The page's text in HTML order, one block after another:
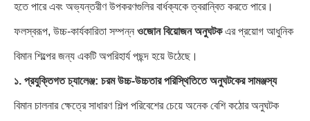
হতে পারে এবং অভ্যন্তরীণ উপকরণগুলির বার্ধক্যকে ত্বরান্বিত করতে পারে।
ফলস্বরূপ, উচ্চ-কার্যকারিতা সম্পন্ন ওজোন বিয়োজন অনুঘটকএর প্রয়োগ আধুনিক
বিমান শিল্পের জন্য একটি অপরিহার্য পছন্দ হয়ে উঠেছে।
১. প্রযুক্তিগত চ্যালেঞ্জ: চরম উচ্চ-উচ্চতার পরিস্থিতিতে অনুঘটকের সামঞ্জস্য
বিমান চালনার ক্ষেত্রে সাধারণ শিল্প পরিবেশের চেয়ে অনেক বেশি কঠোর অনুঘটক